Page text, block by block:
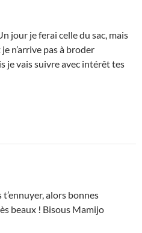
jour je ferai celle du sac, mais
n’arrive pas à broder
je vais suivre avec intérêt tes
alors bonnes
beaux ! Bisous Mamijo